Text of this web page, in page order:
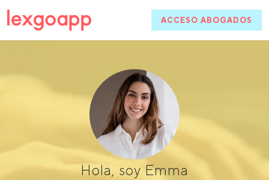
ACCESO ABOGADOS
Hola, soy Emma